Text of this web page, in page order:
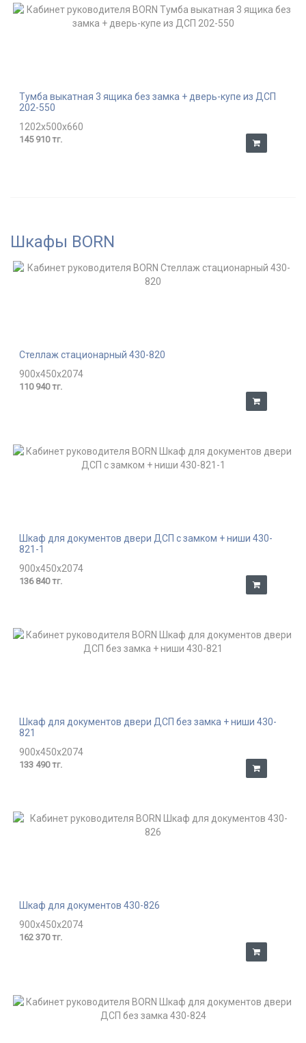
Тумба выкатная 3 ящика без замка + дверь-купе из ДСП
202-550
1202x500x660
145 910 тг.
Шкафы BORN
Стеллаж стационарный 430-820
900x450x2074
110 940 тг.
Шкаф для документов двери ДСП с замком + ниши 430-
821-1
900x450x2074
136 840 тг.
Шкаф для документов двери ДСП без замка + ниши 430-
821
900x450x2074
133 490 тг.
Шкаф для документов 430-826
900x450x2074
162 370 тг.